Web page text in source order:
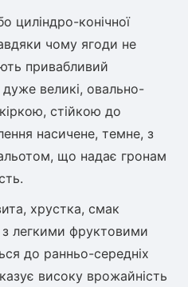
троянди)
циліндро-конічної
чому ягоди не
привабливий
дуже великі, овально-
стійкою до
насичене, темне, з
що надає гронам
хрустка, смак
легкими фруктовими
до ранньо-середніх
високу врожайність